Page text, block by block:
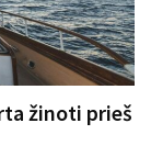
žinoti prieš